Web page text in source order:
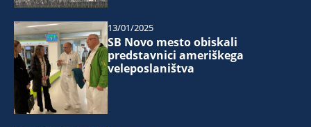
SB Novo mesto obiskali
predstavnici ameriškega
veleposlaništva
13/01/2025